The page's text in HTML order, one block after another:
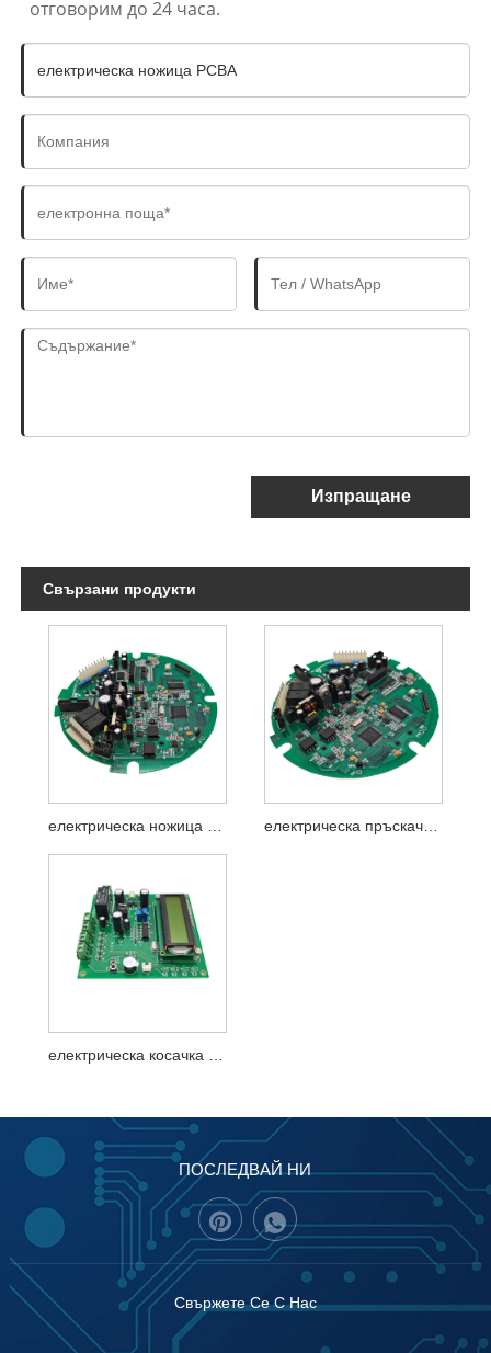
отговорим до 24 часа.
Изпращане
Свързани продукти
електрическа пръскачка PCBA
електрическа косачка за трева PCBA
ПОСЛЕДВАЙ НИ
Свържете Се С Нас